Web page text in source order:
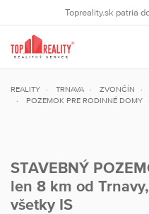
Topreality.sk patria
REALITY TRNAVA ZVONČÍN
POZEMOK PRE RODINNÉ DOMY
STAVEBNÝ
len 8 km od
všetky IS